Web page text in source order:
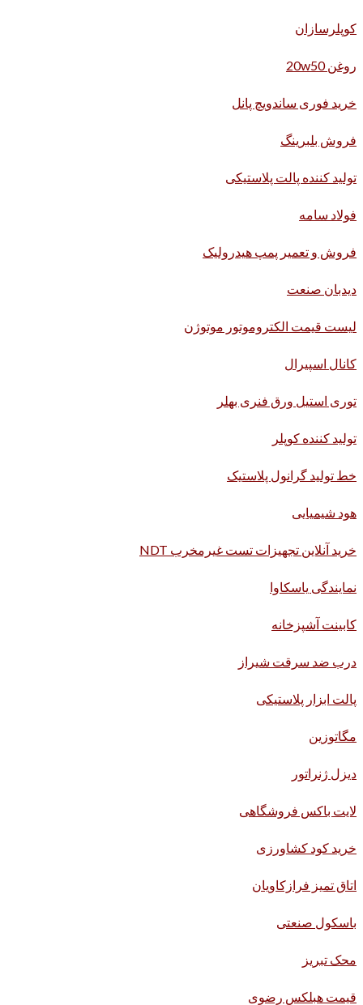
کوپلرسازان
روغن 20w50
خرید فوری ساندویچ پانل
فروش بلبرینگ
تولید کننده پالت پلاستیکی
فولاد سامه
فروش و تعمیر پمپ هیدرولیک
دیدبان صنعت
لیست قیمت الکتروموتور موتوژن
کانال اسپیرال
توری استیل ورق فنری بهلر
تولید کننده کوپلر
خط تولید گرانول پلاستیک
هود شیمیایی
خرید آنلاین تجهیزات تست غیرمخرب NDT
نمایندگی یاسکاوا
کابینت آشپزخانه
درب ضد سرقت شیراز
پالت ابزار پلاستیکی
مگاتوزین
دیزل ژنراتور
لایت باکس فروشگاهی
خرید کود کشاورزی
اتاق تمیز فرازکاویان
باسکول صنعتی
محک تبریز
قیمت هبلکس رضوی